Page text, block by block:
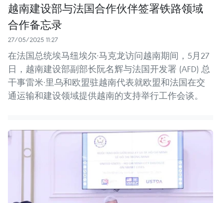
越南建设部与法国合作伙伴签署铁路领域
合作备忘录
27/05/2025 11:27
在法国总统埃马纽埃尔·马克龙访问越南期间，5月27
日，越南建设部副部长阮名辉与法国开发署 (AFD) 总
干事雷米·里乌和欧盟驻越南代表就欧盟和法国在交
通运输和建设领域提供越南的支持举行工作会谈。